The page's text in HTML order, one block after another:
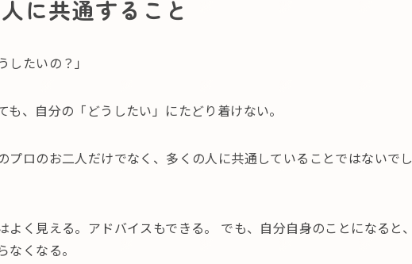
に共通すること
したいの？」
も、自分の「どうしたい」にたどり着けない。
プロのお二人だけでなく、多くの人に共通していることではないでし
よく見える。アドバイスもできる。 でも、自分自身のことになると、
なくなる。